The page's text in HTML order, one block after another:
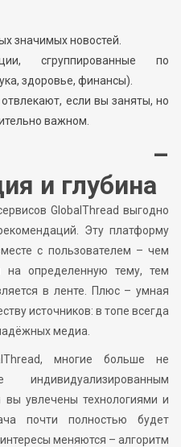
значимых новостей.
сгруппированные по
здоровье, финансы).
если вы заняты, но
важном.
–
и глубина
GlobalThread выгодно
Эту платформу
с пользователем – чем
определенную тему, тем
в ленте. Плюс – умная
источников: в топе всегда
медиа.
многие больше не
увлечены технологиями и
почти полностью будет
меняются – алгоритм